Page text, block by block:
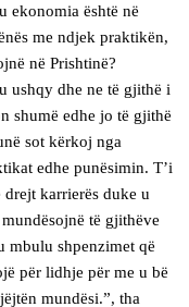
ekonomia është në
me ndjek praktikën,
në Prishtinë?
ushqy dhe ne të gjithë i
shumë edhe jo të gjithë
sot kërkoj nga
edhe punësimin. T’i
karrierës duke u
të gjithëve
mbulu shpenzimet që
për lidhje për me u bë
mundësi.”, tha